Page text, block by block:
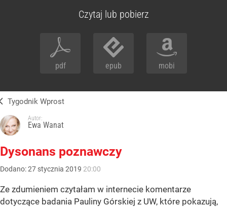
Czytaj lub pobierz
pdf epub mobi
Tygodnik Wprost
Autor:
Ewa Wanat
Dysonans poznawczy
Dodano:27 stycznia 2019 20:00
Ze zdumieniem czytałam w internecie komentarze
dotyczące badania Pauliny Górskiej z UW, które pokazują,